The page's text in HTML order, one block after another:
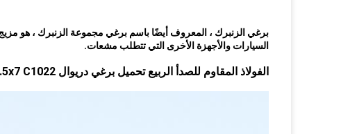
برغي الزنبرك ، المعروف أيضًا باسم برغي مجموعة الزنبرك ، هو
السيارات والأجهزة الأخرى التي تتطلب مشعات.
الفولاذ المقاوم للصدأ الربيع تحميل برغي دريوال M2.5x7 C1022 المواد